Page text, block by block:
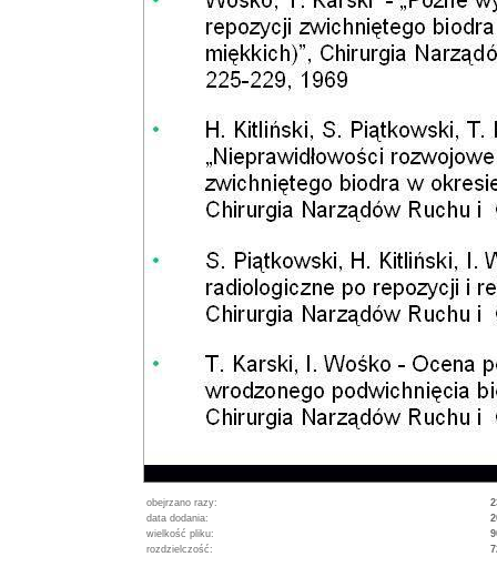
obejrzano razy:
data dodania:
wielkość pliku:
rozdzielczość: